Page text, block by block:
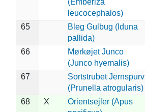
leucocephalos)
65
Bleg Gulbug (Iduna
pallida)
66
Mørkøjet Junco
(Junco hyemalis)
67
Sortstrubet Jernspurv
(Prunella atrogularis)
68 X
Orientsejler (Apus